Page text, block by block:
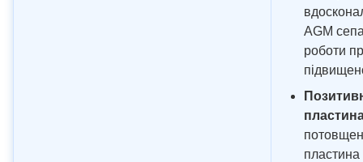
AGM
роботи